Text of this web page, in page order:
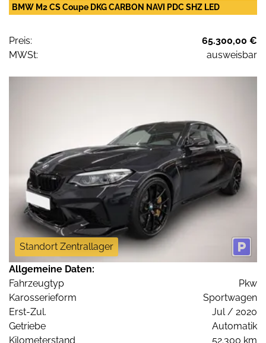
BMW M2 CS Coupe DKG CARBON NAVI PDC SHZ LED
Preis:
65.300,00 €
MWSt:
ausweisbar
Standort Zentrallager
Allgemeine Daten:
Fahrzeugtyp
Pkw
Karosserieform
Sportwagen
Erst-Zul.
Jul / 2020
Getriebe
Automatik
Kilometerstand
52.300 km